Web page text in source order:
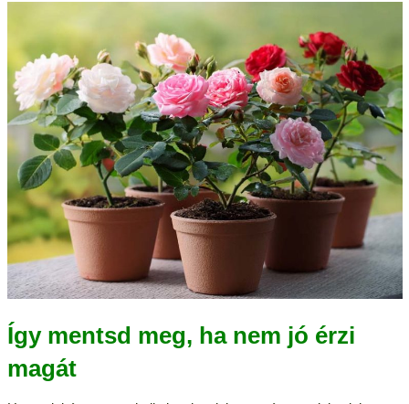
Így mentsd meg, ha nem jó érzi
magát